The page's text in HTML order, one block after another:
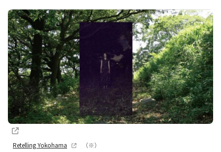
Retelling Yokohama （※）